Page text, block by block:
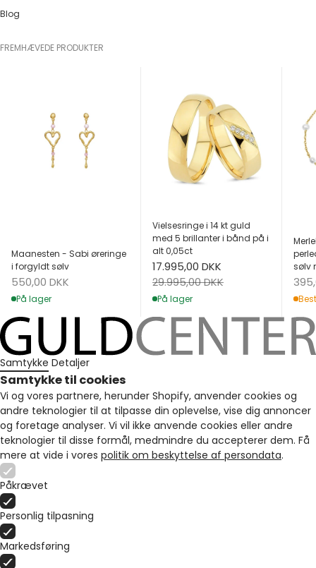
Blog
FREMHÆVEDE PRODUKTER
Maanesten - Sabi øreringe
i forgyldt sølv
Salgspris
550,00 DKK
På lager
Vielsesringe i 14 kt guld
med 5 brillanter i bånd på i
alt 0,05ct
Salgspris
17.995,00 DKK
Normalpris
29.995,00 DKK
På lager
sølv
Samtykke Detaljer
Samtykke til cookies
Vi og vores partnere, herunder Shopify, anvender cookies og
andre teknologier til at tilpasse din oplevelse, vise dig annoncer
og foretage analyser. Vi vil ikke anvende cookies eller andre
teknologier til disse formål, medmindre du accepterer dem. Få
mere at vide i vores politik om beskyttelse af persondata.
Påkrævet
Personlig tilpasning
Markedsføring